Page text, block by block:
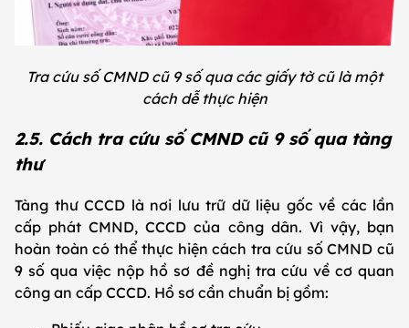
Tra cứu số CMND cũ 9 số qua các giấy tờ cũ là một
cách dễ thực hiện
2.5. Cách tra cứu số CMND cũ 9 số qua tàng
thư
Tàng thư CCCD là nơi lưu trữ dữ liệu gốc về các lần
cấp phát CMND, CCCD của công dân. Vì vậy, bạn
hoàn toàn có thể thực hiện cách tra cứu số CMND cũ
9 số qua việc nộp hồ sơ đề nghị tra cứu về cơ quan
công an cấp CCCD. Hồ sơ cần chuẩn bị gồm: